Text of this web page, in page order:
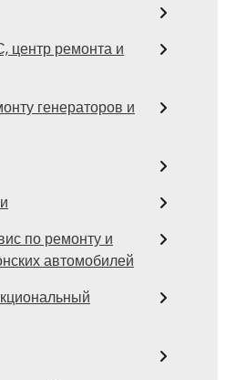
ремонта и
генераторов и
по ремонту и
автомобилей